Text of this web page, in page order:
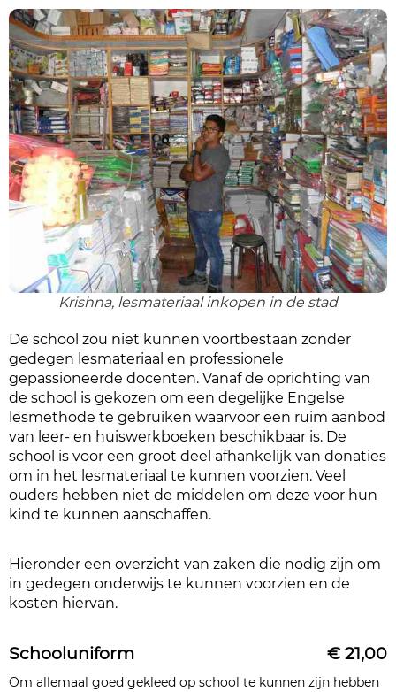
Krishna, lesmateriaal inkopen in de stad
De school zou niet kunnen voortbestaan zonder
gedegen lesmateriaal en professionele
gepassioneerde docenten. Vanaf de oprichting van
de school is gekozen om een degelijke Engelse
lesmethode te gebruiken waarvoor een ruim aanbod
van leer- en huiswerkboeken beschikbaar is. De
school is voor een groot deel afhankelijk van donaties
om in het lesmateriaal te kunnen voorzien. Veel
ouders hebben niet de middelen om deze voor hun
kind te kunnen aanschaffen.
Hieronder een overzicht van zaken die nodig zijn om
in gedegen onderwijs te kunnen voorzien en de
kosten hiervan.
Schooluniform € 21,00
Om allemaal goed gekleed op school te kunnen zijn hebben